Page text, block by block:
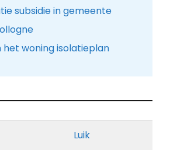
subsidie in gemeente
het woning isolatieplan
Luik